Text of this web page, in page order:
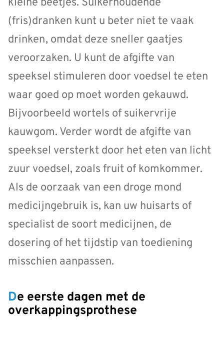
kleine beetjes. Suikerhoudende
(fris)dranken kunt u beter niet te vaak
drinken, omdat deze sneller gaatjes
veroorzaken. U kunt de afgifte van
speeksel stimuleren door voedsel te eten
waar goed op moet worden gekauwd.
Bijvoorbeeld wortels of suikervrije
kauwgom. Verder wordt de afgifte van
speeksel versterkt door het eten van licht
zuur voedsel, zoals fruit of komkommer.
Als de oorzaak van een droge mond
medicijngebruik is, kan uw huisarts of
specialist de soort medicijnen, de
dosering of het tijdstip van toediening
misschien aanpassen.
De eerste dagen met de
overkappingsprothese